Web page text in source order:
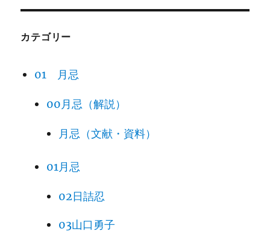
カテゴリー
01 月忌
00月忌（解説）
月忌（文献・資料）
01月忌
02日詰忍
03山口勇子